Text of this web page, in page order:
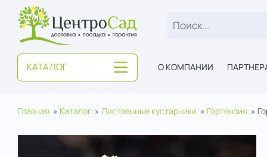
ЦентроСад
КАТАЛОГ О КОМПАНИИ
Главная Каталог Лиственные кустарники Гортензия